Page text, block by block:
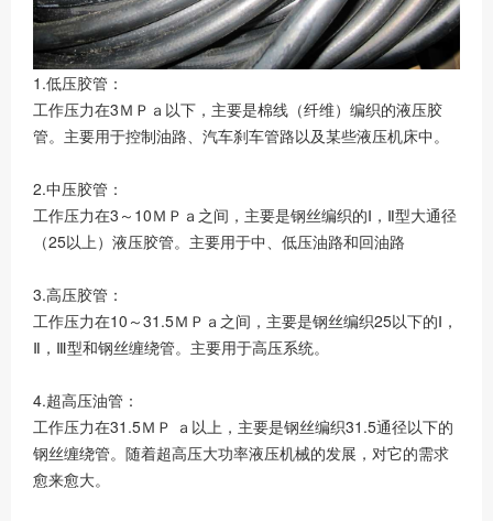
1.低压胶管：
工作压力在3ＭＰａ以下，主要是棉线（纤维）编织的液压胶
管。主要用于控制油路、汽车刹车管路以及某些液压机床中。
2.中压胶管：
工作压力在3～10ＭＰａ之间，主要是钢丝编织的Ⅰ，Ⅱ型大通径
（25以上）液压胶管。主要用于中、低压油路和回油路
3.高压胶管：
工作压力在10～31.5ＭＰａ之间，主要是钢丝编织25以下的Ⅰ，
Ⅱ，Ⅲ型和钢丝缠绕管。主要用于高压系统。
4.超高压油管：
工作压力在31.5ＭＰ ａ以上，主要是钢丝编织31.5通径以下的
钢丝缠绕管。随着超高压大功率液压机械的发展，对它的需求
愈来愈大。